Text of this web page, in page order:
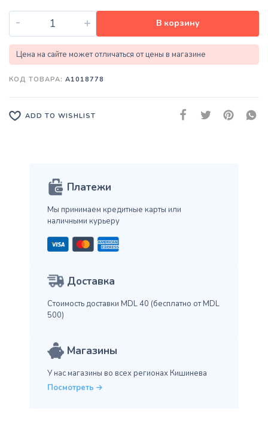
- + В корзину
Цена на сайте может отличаться от цены в магазине
КОД ТОВАРА: A1018778
ADD TO WISHLIST
Платежи
Мы принимаем кредитные карты или
наличными курьеру
Доставка
Стоимость доставки MDL 40 (бесплатно от MDL
500)
Магазины
У нас магазины во всех регионах Кишинева
Посмотреть